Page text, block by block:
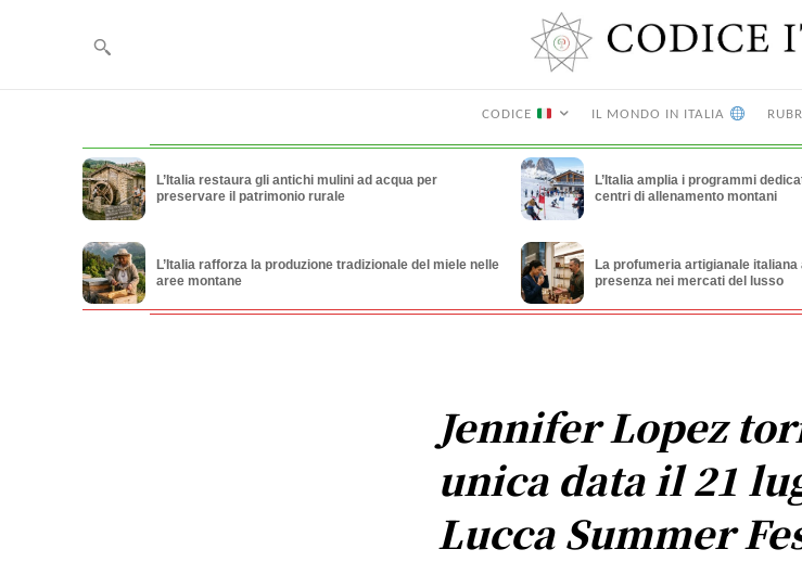
CODICE IL MONDO IN ITALIA
L’Italia restaura gli antichi mulini ad acqua per
preservare il patrimonio rurale
L’Italia amplia i programmi
centri di allenamento montani
L’Italia rafforza la produzione tradizionale del miele nelle
aree montane
La profumeria artigianale italiana
presenza nei mercati del lusso
Jennifer Lopez
unica data il 21
Lucca Summer